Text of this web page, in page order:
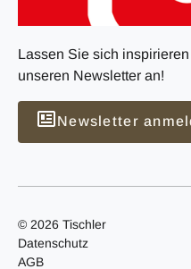
Lassen Sie sich
unseren Newsletter an!
Newsletter
© 2026 Tischler
Datenschutz
AGB